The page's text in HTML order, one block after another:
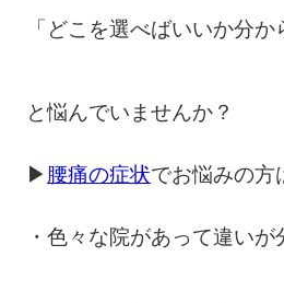
「どこを選べばいいか分か
と悩んでいませんか？
▶ 腰痛の症状でお悩みの方
・色々な院があって違いが